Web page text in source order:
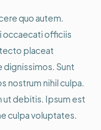
quo autem.
occaecati officiis
placeat
dignissimos. Sunt
nostrum nihil culpa.
ut debitis. Ipsum est
culpa voluptates.